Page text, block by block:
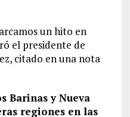
un hito en
el presidente de
citado en una nota
Barinas y Nueva
regiones en las